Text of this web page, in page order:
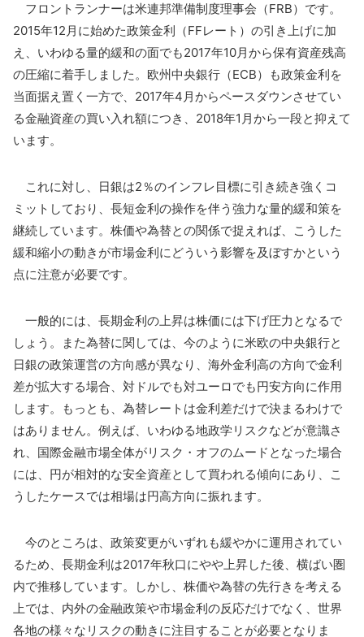
フロントランナーは米連邦準備制度理事会（FRB）です。
2015年12月に始めた政策金利（FFレート）の引き上げに加
え、いわゆる量的緩和の面でも2017年10月から保有資産残高
の圧縮に着手しました。欧州中央銀行（ECB）も政策金利を
当面据え置く一方で、2017年4月からペースダウンさせてい
る金融資産の買い入れ額につき、2018年1月から一段と抑えて
います。
これに対し、日銀は2％のインフレ目標に引き続き強くコ
ミットしており、長短金利の操作を伴う強力な量的緩和策を
継続しています。株価や為替との関係で捉えれば、こうした
緩和縮小の動きが市場金利にどういう影響を及ぼすかという
点に注意が必要です。
一般的には、長期金利の上昇は株価には下げ圧力となるで
しょう。また為替に関しては、今のように米欧の中央銀行と
日銀の政策運営の方向感が異なり、海外金利高の方向で金利
差が拡大する場合、対ドルでも対ユーロでも円安方向に作用
します。もっとも、為替レートは金利差だけで決まるわけで
はありません。例えば、いわゆる地政学リスクなどが意識さ
れ、国際金融市場全体がリスク・オフのムードとなった場合
には、円が相対的な安全資産として買われる傾向にあり、こ
うしたケースでは相場は円高方向に振れます。
今のところは、政策変更がいずれも緩やかに運用されてい
るため、長期金利は2017年秋口にやや上昇した後、横ばい圏
内で推移しています。しかし、株価や為替の先行きを考える
上では、内外の金融政策や市場金利の反応だけでなく、世界
各地の様々なリスクの動きに注目することが必要となりま